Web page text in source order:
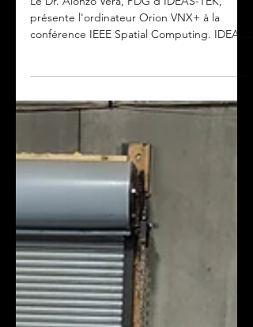
HPSC
Le Dr. Alonzo Vera, PDG d'IDEAS-TEK,
conférence IEEE Spatial Computing. IDEAS-